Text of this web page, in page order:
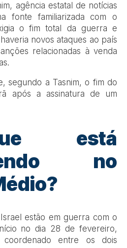
agência estatal de notícias
fonte familiarizada com o
o fim total da guerra e
novos ataques ao país
relacionadas à venda
segundo a Tasnim, o fim do
após a assinatura de um
está
no
estão em guerra com o
no dia 28 de fevereiro,
entre os dois